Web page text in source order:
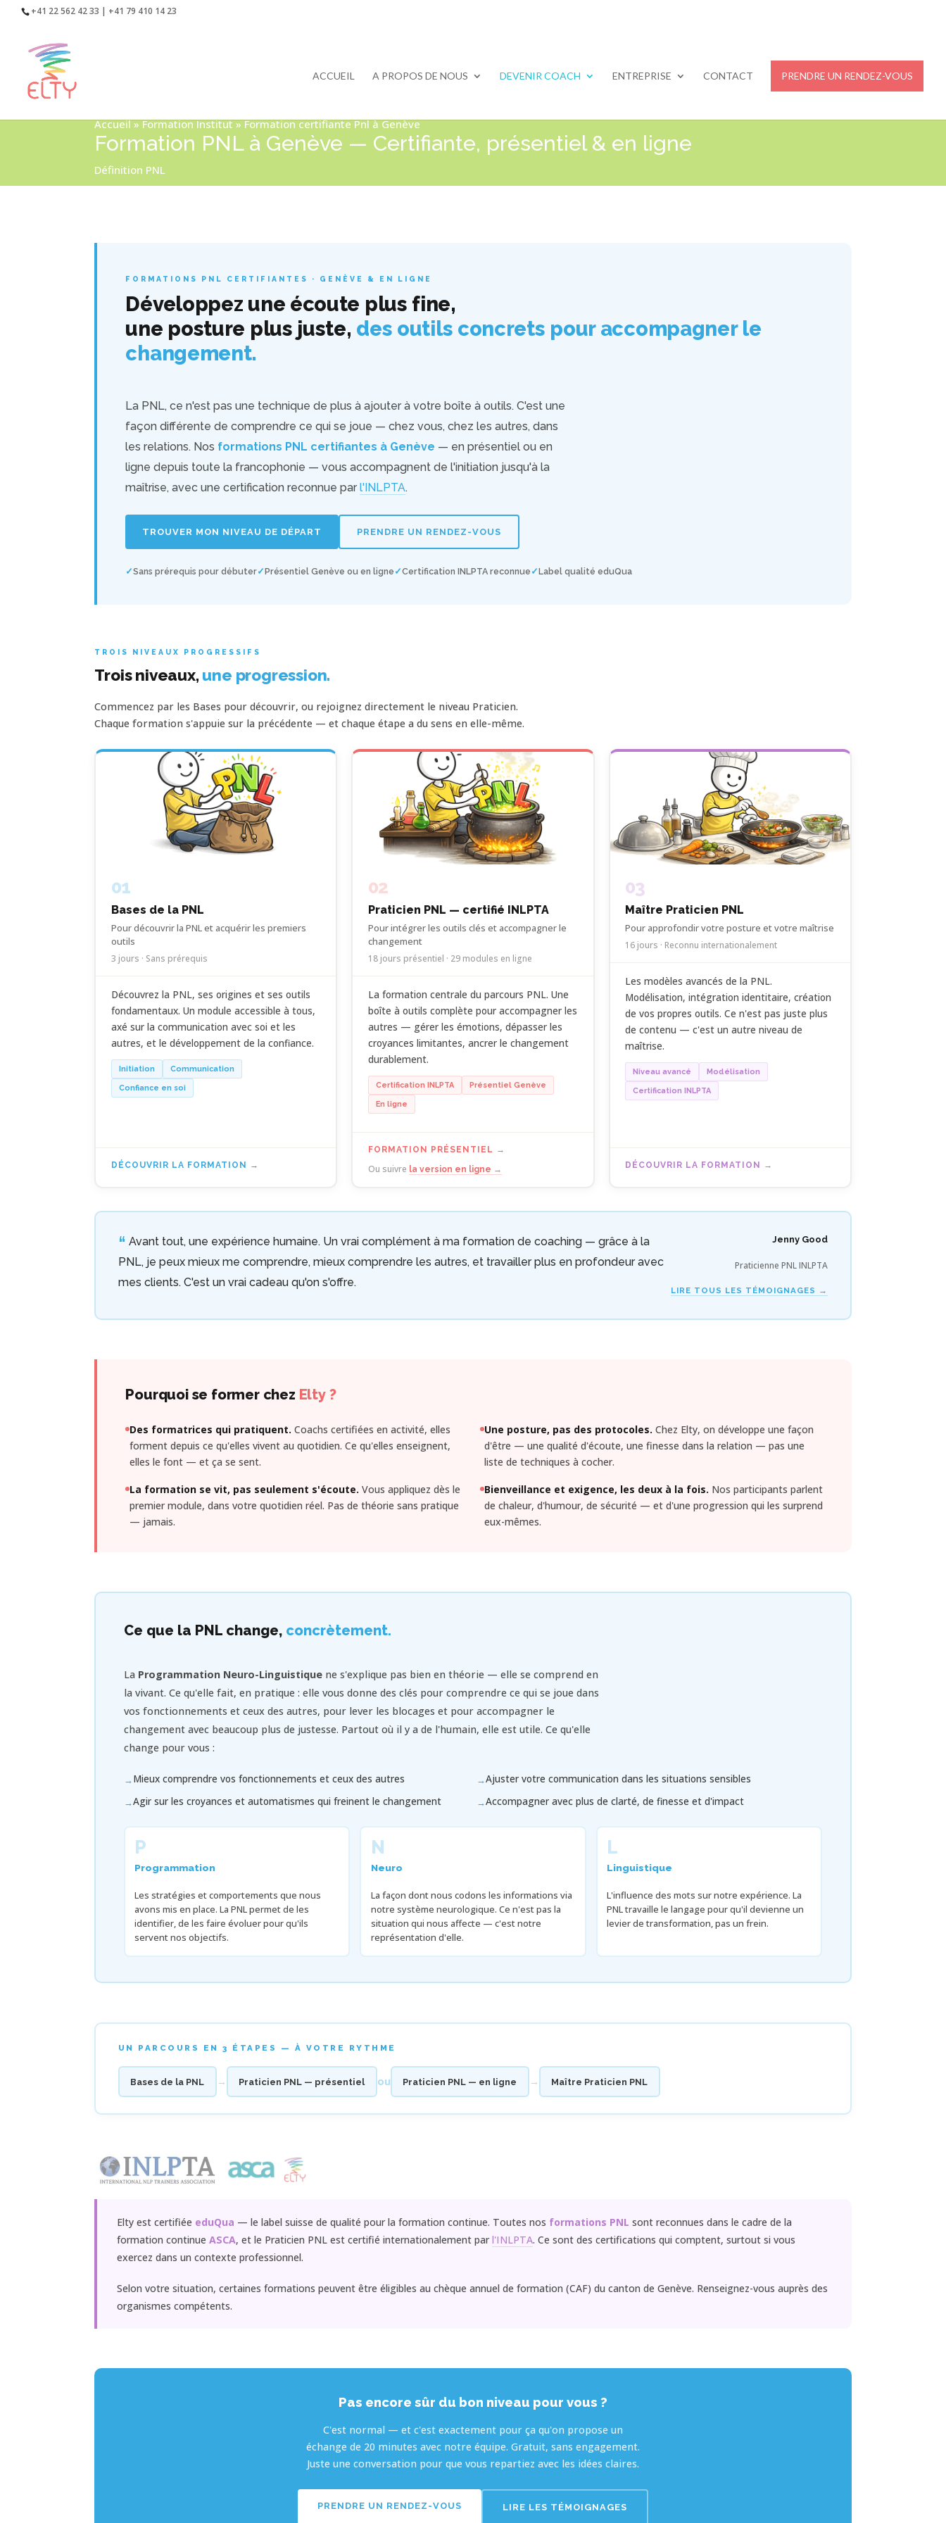
+41 22 562 42 33 | +41 79 410 14 23
ACCUEIL A PROPOS DE NOUS DEVENIR COACH ENTREPRISE CONTACT PRENDRE UN RENDEZ-VOUS
Accueil»Formation Institut»Formation certifiante Pnl à Genève
Formation PNL à Genève — Certifiante, présentiel & en ligne
Définition PNL
FORMATIONS PNL CERTIFIANTES · GENÈVE & EN LIGNE
Développez une écoute plus fine,
une posture plus juste, des outils concrets pour accompagner le
changement.
La PNL, ce n'est pas une technique de plus à ajouter à votre boîte à outils. C'est une
façon différente de comprendre ce qui se joue — chez vous, chez les autres, dans
les relations. Nos formations PNL certifiantes à Genève — en présentiel ou en
ligne depuis toute la francophonie — vous accompagnent de l'initiation jusqu'à la
maîtrise, avec une certification reconnue parl'INLPTA.
TROUVER MON NIVEAU DE DÉPART PRENDRE UN RENDEZ-VOUS
Sans prérequis pour débuter Présentiel Genève ou en ligne Certification INLPTA reconnue Label qualité eduQua
TROIS NIVEAUX PROGRESSIFS
Trois niveaux, une progression.
Commencez par les Bases pour découvrir, ou rejoignez directement le niveau Praticien.
Chaque formation s'appuie sur la précédente — et chaque étape a du sens en elle-même.
01
Bases de la PNL
Pour découvrir la PNL et acquérir les premiers
outils
3 jours · Sans prérequis
Découvrez la PNL, ses origines et ses outils
fondamentaux. Un module accessible à tous,
axé sur la communication avec soi et les
autres, et le développement de la confiance.
Initiation Communication
Confiance en soi
DÉCOUVRIR LA FORMATION
02
Praticien PNL — certifié INLPTA
Pour intégrer les outils clés et accompagner le
changement
18 jours présentiel · 29 modules en ligne
La formation centrale du parcours PNL. Une
boîte à outils complète pour accompagner les
autres — gérer les émotions, dépasser les
croyances limitantes, ancrer le changement
durablement.
Certification INLPTA Présentiel Genève
En ligne
FORMATION PRÉSENTIEL
Ou suivre la version en ligne →
03
Maître Praticien PNL
Pour approfondir votre posture et votre maîtrise
16 jours · Reconnu internationalement
Les modèles avancés de la PNL.
Modélisation, intégration identitaire, création
de vos propres outils. Ce n'est pas juste plus
de contenu — c'est un autre niveau de
maîtrise.
Niveau avancé Modélisation
Certification INLPTA
DÉCOUVRIR LA FORMATION
Avant tout, une expérience humaine. Un vrai complément à ma formation de coaching — grâce à la
PNL, je peux mieux me comprendre, mieux comprendre les autres, et travailler plus en profondeur avec
mes clients. C'est un vrai cadeau qu'on s'offre.
Jenny Good
Praticienne PNL INLPTA
LIRE TOUS LES TÉMOIGNAGES →
Pourquoi se former chez Elty ?
Des formatrices qui pratiquent. Coachs certifiées en activité, elles
forment depuis ce qu'elles vivent au quotidien. Ce qu'elles enseignent,
elles le font — et ça se sent.
Une posture, pas des protocoles. Chez Elty, on développe une façon
d'être — une qualité d'écoute, une finesse dans la relation — pas une
liste de techniques à cocher.
La formation se vit, pas seulement s'écoute. Vous appliquez dès le
premier module, dans votre quotidien réel. Pas de théorie sans pratique
— jamais.
Bienveillance et exigence, les deux à la fois. Nos participants parlent
de chaleur, d'humour, de sécurité — et d'une progression qui les surprend
eux-mêmes.
Ce que la PNL change, concrètement.
La Programmation Neuro-Linguistiquene s'explique pas bien en théorie — elle se comprend en
la vivant. Ce qu'elle fait, en pratique : elle vous donne des clés pour comprendre ce qui se joue dans
vos fonctionnements et ceux des autres, pour lever les blocages et pour accompagner le
changement avec beaucoup plus de justesse. Partout où il y a de l'humain, elle est utile. Ce qu'elle
change pour vous :
Mieux comprendre vos fonctionnements et ceux des autres
Ajuster votre communication dans les situations sensibles
Agir sur les croyances et automatismes qui freinent le changement
Accompagner avec plus de clarté, de finesse et d'impact
P
Programmation
Les stratégies et comportements que nous
avons mis en place. La PNL permet de les
identifier, de les faire évoluer pour qu'ils
servent nos objectifs.
N
Neuro
La façon dont nous codons les informations via
notre système neurologique. Ce n'est pas la
situation qui nous affecte — c'est notre
représentation d'elle.
L
Linguistique
L'influence des mots sur notre expérience. La
PNL travaille le langage pour qu'il devienne un
levier de transformation, pas un frein.
UN PARCOURS EN 3 ÉTAPES — À VOTRE RYTHME
Bases de la PNL → Praticien PNL — présentiel ou Praticien PNL — en ligne → Maître Praticien PNL
Elty est certifiée eduQua — le label suisse de qualité pour la formation continue. Toutes nos formations PNL sont reconnues dans le cadre de la
formation continueASCA, et le Praticien PNL est certifié internationalement parl'INLPTA. Ce sont des certifications qui comptent, surtout si vous
exercez dans un contexte professionnel.
Selon votre situation, certaines formations peuvent être éligibles au chèque annuel de formation (CAF) du canton de Genève. Renseignez-vous auprès des
organismes compétents.
Pas encore sûr du bon niveau pour vous ?
C'est normal — et c'est exactement pour ça qu'on propose un
échange de 20 minutes avec notre équipe. Gratuit, sans engagement.
Juste une conversation pour que vous repartiez avec les idées claires.
PRENDRE UN RENDEZ-VOUS LIRE LES TÉMOIGNAGES